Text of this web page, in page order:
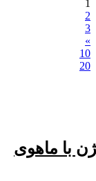
با ماهوى
1
2
3
»
10
20